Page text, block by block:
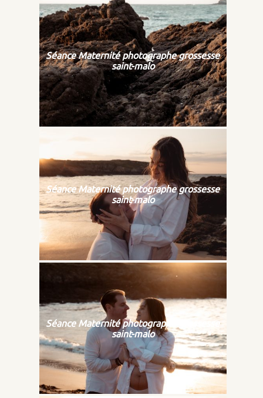
Séance Maternité photographe grossesse
saint-malo
Séance Maternité photographe grossesse
saint-malo
Séance Maternité photographe grossesse
saint-malo